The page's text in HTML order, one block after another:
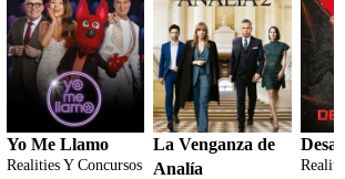
Yo Me Llamo
Realities Y Concursos
La Venganza de
Analía